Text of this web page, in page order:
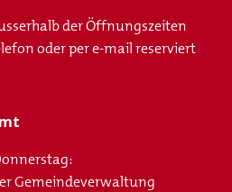
der Öffnungszeiten
oder per e-mail reserviert
Gemeindeverwaltung